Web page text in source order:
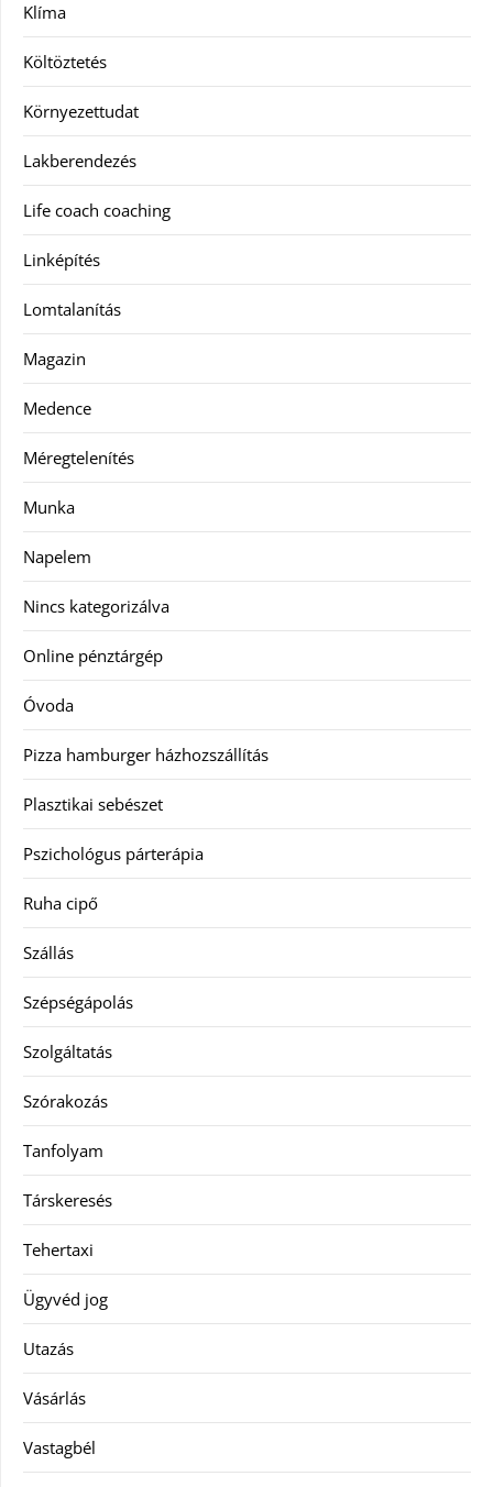
Klíma
Költöztetés
Környezettudat
Lakberendezés
Life coach coaching
Linképítés
Lomtalanítás
Magazin
Medence
Méregtelenítés
Munka
Napelem
Nincs kategorizálva
Online pénztárgép
Óvoda
Pizza hamburger házhozszállítás
Plasztikai sebészet
Pszichológus párterápia
Ruha cipő
Szállás
Szépségápolás
Szolgáltatás
Szórakozás
Tanfolyam
Társkeresés
Tehertaxi
Ügyvéd jog
Utazás
Vásárlás
Vastagbél